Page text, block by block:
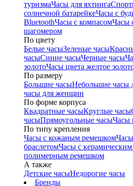
туризмаЧасы для яхтинга
солнечной батарейкеЧасы с
BluetoothЧасы с компасомЧасы
шагомером
По цвету
Белые часыЗеленые часы
часыСиние часыЧерные часы
золотоЧасы цвета желтое
По размеру
Большие часыНебольшие часы
часы для женщин
По форме корпуса
Квадратные часыКруглые часы
часыПрямоугольные часыЧасы
По типу крепления
Часы с кожаным ремешком
браслетомЧасы с керамическим
полимерным ремешком
А также
Детские часыНедорогие часы
Бренды